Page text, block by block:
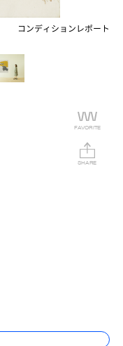
コンディションレポート
FAVORITE
SHARE